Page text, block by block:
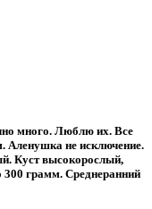
много. Люблю их. Все
Аленушка не исключение.
Куст высокорослый,
300 грамм. Среднеранний